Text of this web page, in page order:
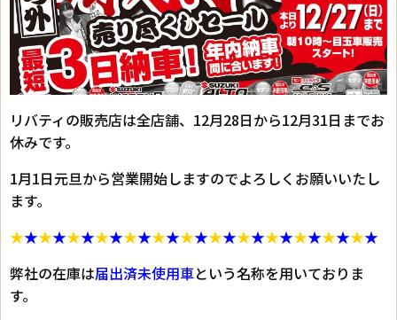
リバティの販売店は全店舗、12月28日から12月31日までお
休みです。
1月1日元旦から営業開始しますのでよろしくお願いいたし
ます。
★★★★★★★★★★★★★★★★★★★★★★★★★★
弊社の在庫は届出済未使用車という名称を用いておりま
す。